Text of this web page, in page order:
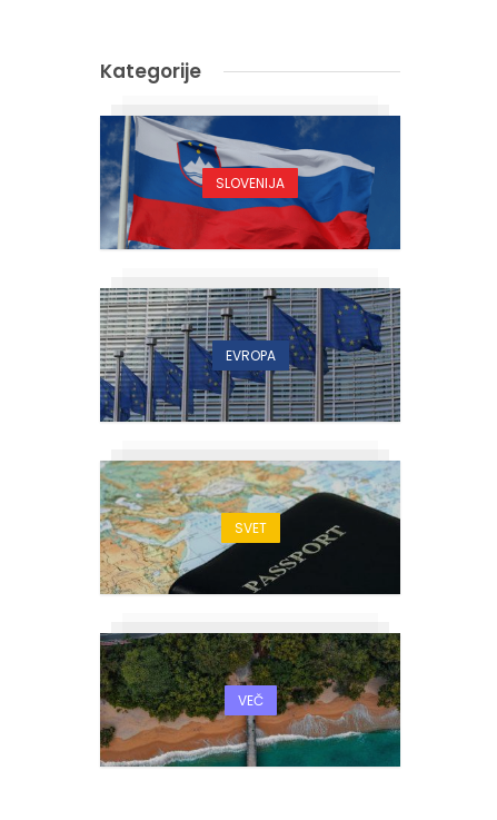
Kategorije
SLOVENIJA
EVROPA
SVET
VEČ